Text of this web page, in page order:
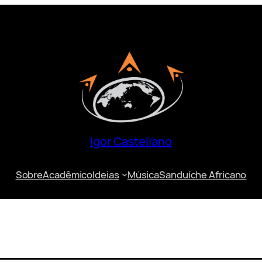
Igor Castellano
SobreAcadêmicoIdeias MúsicaSanduíche Africano